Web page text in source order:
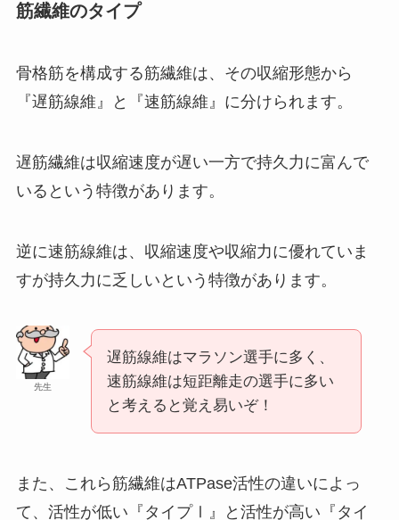
筋繊維のタイプ
骨格筋を構成する筋繊維は、その収縮形態から
『遅筋線維』と『速筋線維』に分けられます。
遅筋繊維は収縮速度が遅い一方で持久力に富んで
いるという特徴があります。
逆に速筋線維は、収縮速度や収縮力に優れていま
すが持久力に乏しいという特徴があります。
先生
遅筋線維はマラソン選手に多く、
速筋線維は短距離走の選手に多い
と考えると覚え易いぞ！
また、これら筋繊維はATPase活性の違いによっ
て、活性が低い『タイプⅠ』と活性が高い『タイ